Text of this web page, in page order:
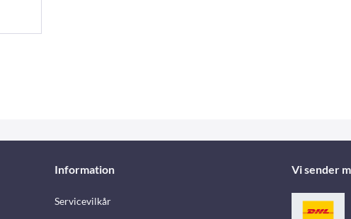
Information
Servicevilkår
Vi sender